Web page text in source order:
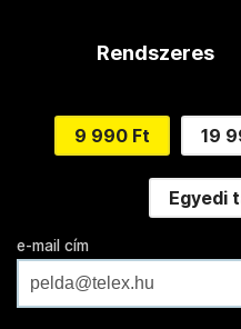
Rendszeres
9 990 Ft 19
Egyedi
e-mail cím